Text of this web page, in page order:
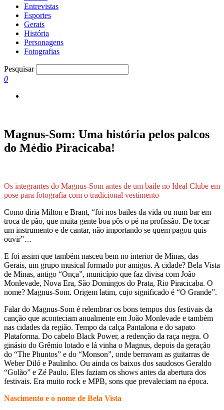
Entrevistas
Esportes
Gerais
História
Personagens
Fotografias
Pesquisar
0
Magnus-Som: Uma história pelos palcos
do Médio Piracicaba!
Os integrantes do Magnus-Som antes de um baile no Ideal Clube em
pose para fotografia com o tradicional vestimento
Como diria Milton e Brant, “foi nos bailes da vida ou num bar em
troca de pão, que muita gente boa pôs o pé na profissão. De tocar
um instrumento e de cantar, não importando se quem pagou quis
ouvir”…
E foi assim que também nasceu bem no interior de Minas, das
Gerais, um grupo musical formado por amigos. A cidade? Bela Vista
de Minas, antigo “Onça”, município que faz divisa com João
Monlevade, Nova Era, São Domingos do Prata, Rio Piracicaba. O
nome? Magnus-Som. Origem latim, cujo significado é “O Grande”.
Falar do Magnus-Som é relembrar os bons tempos dos festivais da
canção que aconteciam anualmente em João Monlevade e também
nas cidades da região. Tempo da calça Pantalona e do sapato
Plataforma. Do cabelo Black Power, a redenção da raça negra. O
ginásio do Grêmio lotado e lá vinha o Magnus, depois da geração
do “The Phuntos” e do “Monson”, onde berravam as guitarras de
Weber Diló e Paulinho. Ou ainda os baixos dos saudosos Geraldo
“Golão” e Zé Paulo. Eles faziam os shows antes da abertura dos
festivais. Era muito rock e MPB, sons que prevaleciam na época.
Nascimento e o nome de Bela Vista